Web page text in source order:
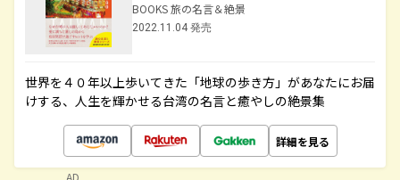
BOOKS 旅の名言＆絶景
2022.11.04 発売
世界を４０年以上歩いてきた「地球の歩き方」があなたにお届
けする、人生を輝かせる台湾の名言と癒やしの絶景集
詳細を見る
AD